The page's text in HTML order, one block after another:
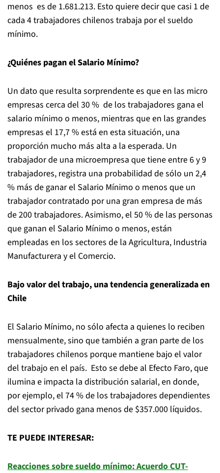
menos es de 1.681.213. Esto quiere decir que casi 1 de
cada 4 trabajadores chilenos trabaja por el sueldo
mínimo.
¿Quiénes pagan el Salario Mínimo?
Un dato que resulta sorprendente es que en las micro
empresas cerca del 30 % de los trabajadores gana el
salario mínimo o menos, mientras que en las grandes
empresas el 17,7 % está en esta situación, una
proporción mucho más alta a la esperada. Un
trabajador de una microempresa que tiene entre 6 y 9
trabajadores, registra una probabilidad de sólo un 2,4
% más de ganar el Salario Mínimo o menos que un
trabajador contratado por una gran empresa de más
de 200 trabajadores. Asimismo, el 50 % de las personas
que ganan el Salario Mínimo o menos, están
empleadas en los sectores de la Agricultura, Industria
Manufacturera y el Comercio.
Bajo valor del trabajo, una tendencia generalizada en
Chile
El Salario Mínimo, no sólo afecta a quienes lo reciben
mensualmente, sino que también a gran parte de los
trabajadores chilenos porque mantiene bajo el valor
del trabajo en el país. Esto se debe al Efecto Faro, que
ilumina e impacta la distribución salarial, en donde,
por ejemplo, el 74 % de los trabajadores dependientes
del sector privado gana menos de $357.000 líquidos.
TE PUEDE INTERESAR:
Reacciones sobre sueldo mínimo: Acuerdo CUT-